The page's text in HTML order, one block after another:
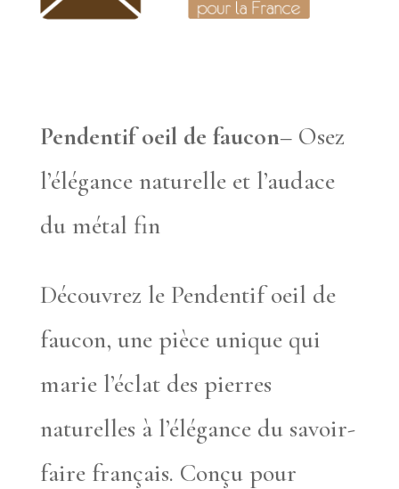
Pendentif oeil de faucon– Osez
l’élégance naturelle et l’audace
du métal fin
Découvrez le Pendentif oeil de
faucon, une pièce unique qui
marie l’éclat des pierres
naturelles à l’élégance du savoir-
faire français. Conçu pour